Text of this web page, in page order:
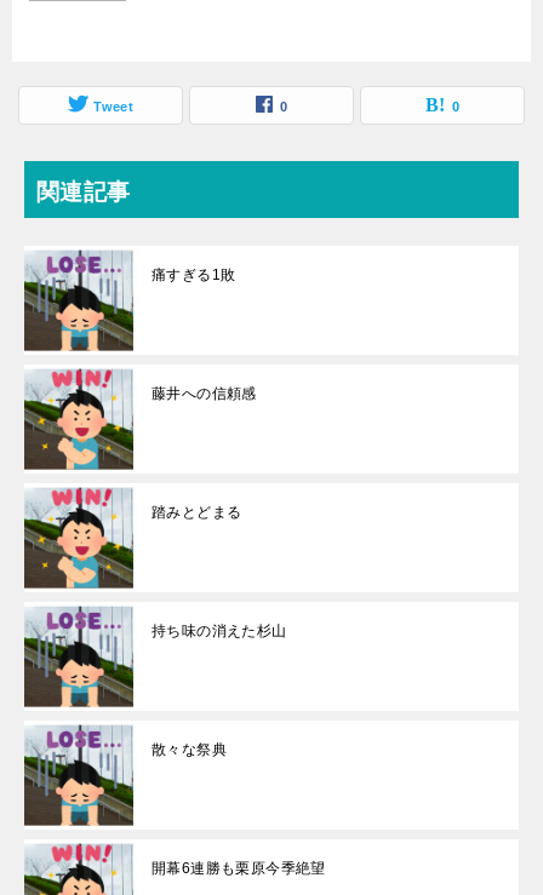
Tweet 0 0
関連記事
痛すぎる1敗
藤井への信頼感
踏みとどまる
持ち味の消えた杉山
散々な祭典
開幕6連勝も栗原今季絶望